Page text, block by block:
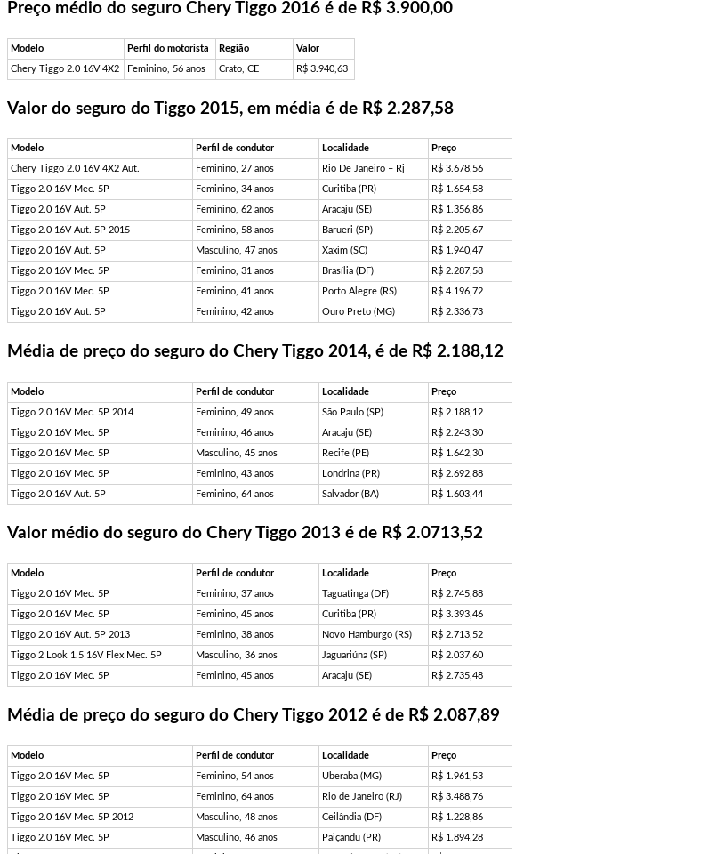
Preço médio do seguro Chery Tiggo 2016 é de R$ 3.900,00
Modelo Perfil do motorista Região Valor
Chery Tiggo 2.0 16V 4X2 Feminino, 56 anos Crato, CE R$ 3.940,63
Valor do seguro do Tiggo 2015, em média é de R$ 2.287,58
Modelo Perfil de condutor Localidade Preço
Chery Tiggo 2.0 16V 4X2 Aut. Feminino, 27 anos Rio De Janeiro – Rj R$ 3.678,56
Tiggo 2.0 16V Mec. 5P Feminino, 34 anos Curitiba (PR) R$ 1.654,58
Tiggo 2.0 16V Aut. 5P Feminino, 62 anos Aracaju (SE) R$ 1.356,86
Tiggo 2.0 16V Aut. 5P 2015 Feminino, 58 anos Barueri (SP) R$ 2.205,67
Tiggo 2.0 16V Aut. 5P Masculino, 47 anos Xaxim (SC) R$ 1.940,47
Tiggo 2.0 16V Mec. 5P Feminino, 31 anos Brasília (DF) R$ 2.287,58
Tiggo 2.0 16V Mec. 5P Feminino, 41 anos Porto Alegre (RS) R$ 4.196,72
Tiggo 2.0 16V Aut. 5P Feminino, 42 anos Ouro Preto (MG) R$ 2.336,73
Média de preço do seguro do Chery Tiggo 2014, é de R$ 2.188,12
Modelo Perfil de condutor Localidade Preço
Tiggo 2.0 16V Mec. 5P 2014 Feminino, 49 anos São Paulo (SP) R$ 2.188,12
Tiggo 2.0 16V Mec. 5P Feminino, 46 anos Aracaju (SE) R$ 2.243,30
Tiggo 2.0 16V Mec. 5P Masculino, 45 anos Recife (PE) R$ 1.642,30
Tiggo 2.0 16V Mec. 5P Feminino, 43 anos Londrina (PR) R$ 2.692,88
Tiggo 2.0 16V Aut. 5P Feminino, 64 anos Salvador (BA) R$ 1.603,44
Valor médio do seguro do Chery Tiggo 2013 é de R$ 2.0713,52
Modelo Perfil de condutor Localidade Preço
Tiggo 2.0 16V Mec. 5P Feminino, 37 anos Taguatinga (DF) R$ 2.745,88
Tiggo 2.0 16V Mec. 5P Feminino, 45 anos Curitiba (PR) R$ 3.393,46
Tiggo 2.0 16V Aut. 5P 2013 Feminino, 38 anos Novo Hamburgo (RS) R$ 2.713,52
Tiggo 2 Look 1.5 16V Flex Mec. 5P Masculino, 36 anos Jaguariúna (SP) R$ 2.037,60
Tiggo 2.0 16V Mec. 5P Feminino, 45 anos Aracaju (SE) R$ 2.735,48
Média de preço do seguro do Chery Tiggo 2012 é de R$ 2.087,89
Modelo Perfil de condutor Localidade Preço
Tiggo 2.0 16V Mec. 5P Feminino, 54 anos Uberaba (MG) R$ 1.961,53
Tiggo 2.0 16V Mec. 5P Feminino, 64 anos Rio de Janeiro (RJ) R$ 3.488,76
Tiggo 2.0 16V Mec. 5P 2012 Masculino, 48 anos Ceilândia (DF) R$ 1.228,86
Tiggo 2.0 16V Mec. 5P Masculino, 46 anos Paiçandu (PR) R$ 1.894,28